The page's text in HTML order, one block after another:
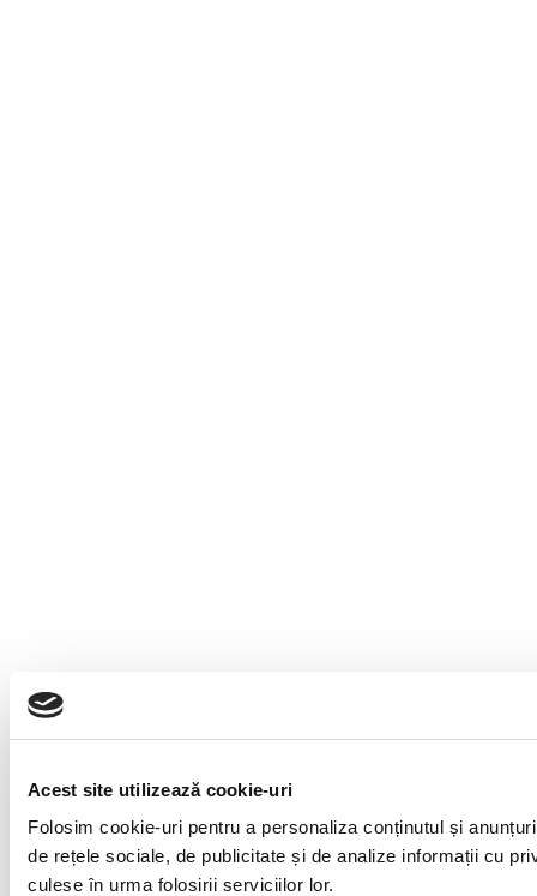
Acest site utilizează cookie-uri
Folosim cookie-uri pentru a personaliza conținutul și
de rețele sociale, de publicitate și de analize informații cu
culese în urma folosirii serviciilor lor.